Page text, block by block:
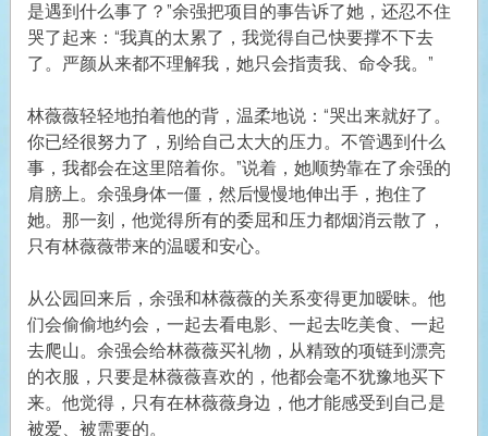
是遇到什么事了？”余强把项目的事告诉了她，还忍不住
哭了起来：“我真的太累了，我觉得自己快要撑不下去
了。严颜从来都不理解我，她只会指责我、命令我。”
林薇薇轻轻地拍着他的背，温柔地说：“哭出来就好了。
你已经很努力了，别给自己太大的压力。不管遇到什么
事，我都会在这里陪着你。”说着，她顺势靠在了余强的
肩膀上。余强身体一僵，然后慢慢地伸出手，抱住了
她。那一刻，他觉得所有的委屈和压力都烟消云散了，
只有林薇薇带来的温暖和安心。
从公园回来后，余强和林薇薇的关系变得更加暧昧。他
们会偷偷地约会，一起去看电影、一起去吃美食、一起
去爬山。余强会给林薇薇买礼物，从精致的项链到漂亮
的衣服，只要是林薇薇喜欢的，他都会毫不犹豫地买下
来。他觉得，只有在林薇薇身边，他才能感受到自己是
被爱、被需要的。